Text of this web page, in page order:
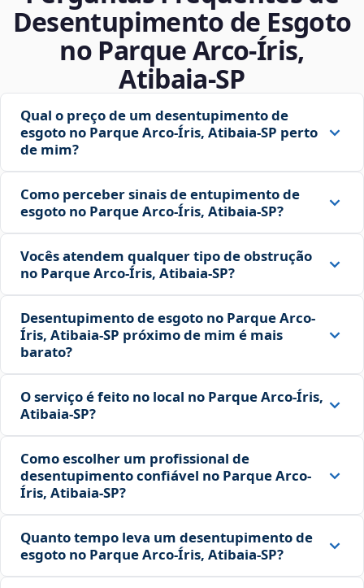
Desentupimento de Esgoto
no Parque Arco-Íris,
Atibaia‑SP
Qual o preço de um desentupimento de
esgoto no Parque Arco-Íris, Atibaia‑SP perto
de mim?
Como perceber sinais de entupimento de
esgoto no Parque Arco-Íris, Atibaia‑SP?
Vocês atendem qualquer tipo de obstrução
no Parque Arco-Íris, Atibaia‑SP?
Desentupimento de esgoto no Parque Arco-
Íris, Atibaia‑SP próximo de mim é mais
barato?
O serviço é feito no local no Parque Arco-Íris,
Atibaia‑SP?
Como escolher um profissional de
desentupimento confiável no Parque Arco-
Íris, Atibaia‑SP?
Quanto tempo leva um desentupimento de
esgoto no Parque Arco-Íris, Atibaia‑SP?